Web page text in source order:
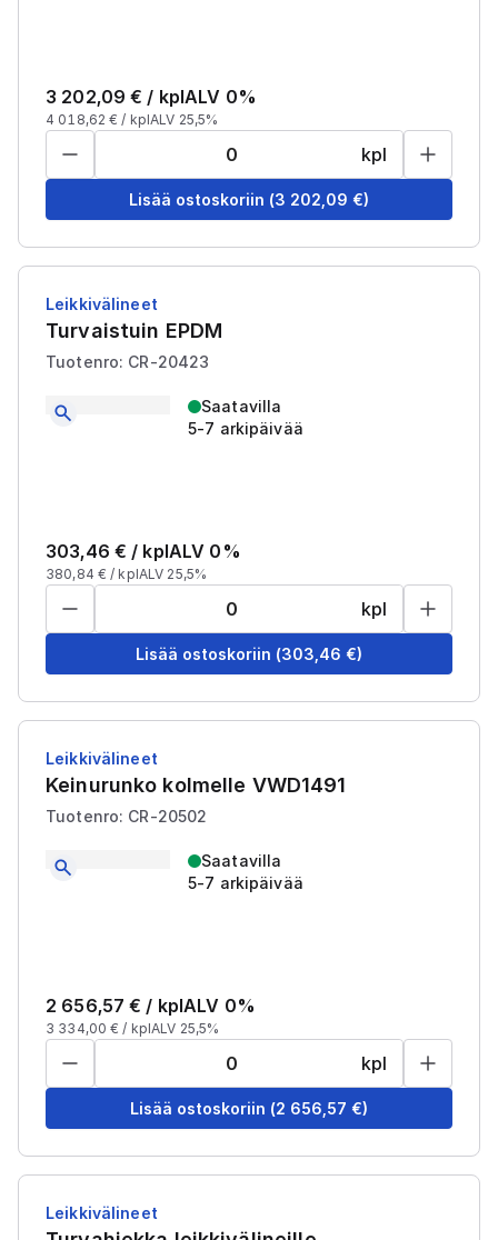
3 202,09 € / kplALV 0%
4 018,62 € / kplALV 25,5%
kpl
Lisää ostoskoriin (3 202,09 €)
Leikkivälineet
Turvaistuin EPDM
Tuotenro: CR-20423
Saatavilla
5-7 arkipäivää
303,46 € / kplALV 0%
380,84 € / kplALV 25,5%
kpl
Lisää ostoskoriin (303,46 €)
Leikkivälineet
Keinurunko kolmelle VWD1491
Tuotenro: CR-20502
Saatavilla
5-7 arkipäivää
2 656,57 € / kplALV 0%
3 334,00 € / kplALV 25,5%
kpl
Lisää ostoskoriin (2 656,57 €)
Leikkivälineet